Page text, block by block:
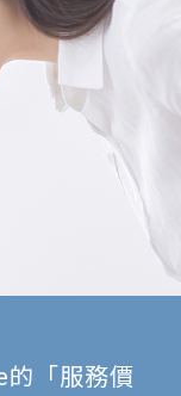
「服務價